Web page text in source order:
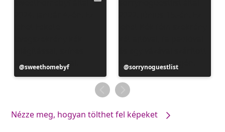
Bejegyzés
közzétevője
sweethomebyf
Bejegyzés
közzétevője
sorrynoguestlist
Nézze meg, hogyan tölthet fel képeket